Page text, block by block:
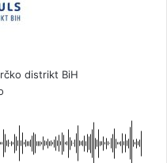
distrikt BiH